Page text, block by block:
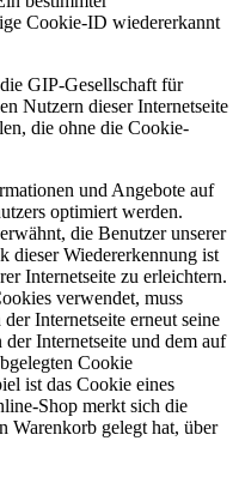
Cookie-ID wiedererkannt
GIP-Gesellschaft für
Nutzern dieser Internetseite
die ohne die Cookie-
und Angebote auf
optimiert werden.
die Benutzer unserer
dieser Wiedererkennung ist
Internetseite zu erleichtern.
verwendet, muss
Internetseite erneut seine
Internetseite und dem auf
Cookie
ist das Cookie eines
Shop merkt sich die
Warenkorb gelegt hat, über